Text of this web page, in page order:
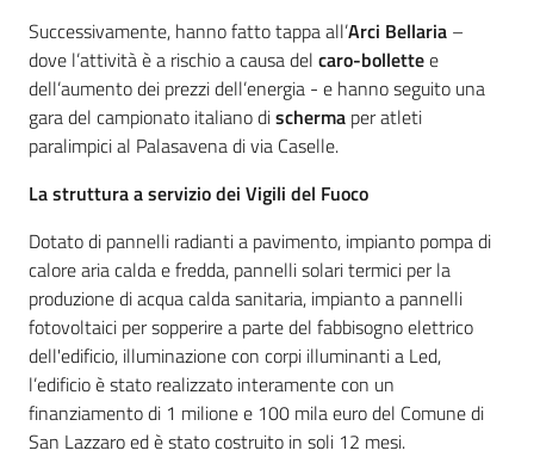
Successivamente, hanno fatto tappa all’Arci Bellaria –
dove l’attività è a rischio a causa del caro-bollettee
dell’aumento dei prezzi dell’energia - e hanno seguito una
gara del campionato italiano discherma per atleti
paralimpici al Palasavena di via Caselle.
La struttura a servizio dei Vigili del Fuoco
Dotato di pannelli radianti a pavimento, impianto pompa di
calore aria calda e fredda, pannelli solari termici per la
produzione di acqua calda sanitaria, impianto a pannelli
fotovoltaici per sopperire a parte del fabbisogno elettrico
dell'edificio, illuminazione con corpi illuminanti a Led,
l’edificio è stato realizzato interamente con un
finanziamento di 1 milione e 100 mila euro del Comune di
San Lazzaro ed è stato costruito in soli 12 mesi.